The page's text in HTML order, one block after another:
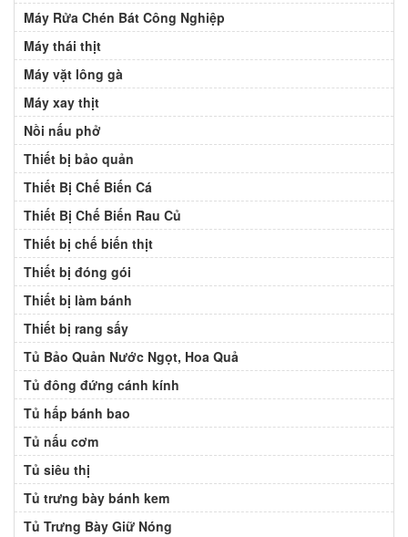
Máy Rửa Chén Bát Công Nghiệp
Máy thái thịt
Máy vặt lông gà
Máy xay thịt
Nồi nấu phở
Thiết bị bảo quản
Thiết Bị Chế Biến Cá
Thiết Bị Chế Biến Rau Củ
Thiết bị chế biến thịt
Thiết bị đóng gói
Thiết bị làm bánh
Thiết bị rang sấy
Tủ Bảo Quản Nước Ngọt, Hoa Quả
Tủ đông đứng cánh kính
Tủ hấp bánh bao
Tủ nấu cơm
Tủ siêu thị
Tủ trưng bày bánh kem
Tủ Trưng Bày Giữ Nóng